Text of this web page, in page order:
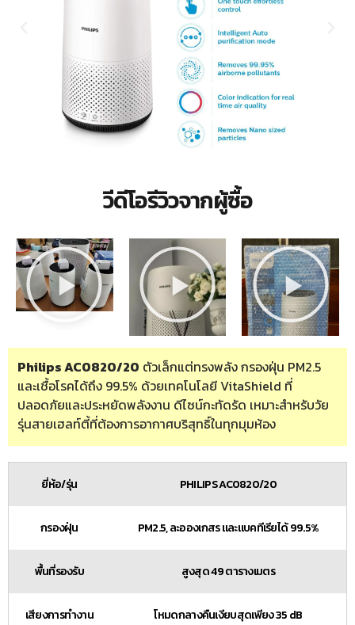
วีดีโอรีวิวจากผู้ซื้อ
Philips AC0820/20 ตัวเล็กแต่ทรงพลัง กรองฝุ่น PM2.5
และเชื้อโรคได้ถึง 99.5% ด้วยเทคโนโลยี VitaShield ที่
ปลอดภัยและประหยัดพลังงาน ดีไซน์กะทัดรัด เหมาะสำหรับวัย
รุ่นสายเฮลท์ตี้ที่ต้องการอากาศบริสุทธิ์ในทุกมุมห้อง
ยี่ห้อ/รุ่น PHILIPS AC0820/20
กรองฝุ่น PM2.5, ละอองเกสร และแบคทีเรียได้ 99.5%
พื้นที่รองรับ สูงสุด 49 ตารางเมตร
เสียงการทำงาน โหมดกลางคืนเงียบสุดเพียง 35 dB